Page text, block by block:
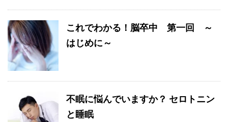
これでわかる！脳卒中 第一回 ～
はじめに～
不眠に悩んでいますか？ セロトニン
と睡眠